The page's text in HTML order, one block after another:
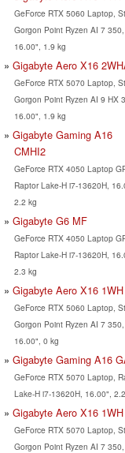
GeForce RTX 5060 Laptop,
Gorgon Point Ryzen AI 7 350,
16.00", 1.9 kg
Gigabyte Aero X16
GeForce RTX 5070 Laptop,
Gorgon Point Ryzen AI 9 HX
16.00", 1.9 kg
Gigabyte Gaming A16
CMHI2
GeForce RTX 4050 Laptop
Raptor Lake-H i7-13620H,
2.2 kg
Gigabyte G6 MF
GeForce RTX 4050 Laptop
Raptor Lake-H i7-13620H,
2.3 kg
Gigabyte Aero X16 1WH
GeForce RTX 5060 Laptop,
Gorgon Point Ryzen AI 7 350,
16.00", 0 kg
Gigabyte Gaming A16
GeForce RTX 5070 Laptop,
Lake-H i7-13620H, 16.00",
Gigabyte Aero X16 1WH
GeForce RTX 5070 Laptop,
Gorgon Point Ryzen AI 7 350,